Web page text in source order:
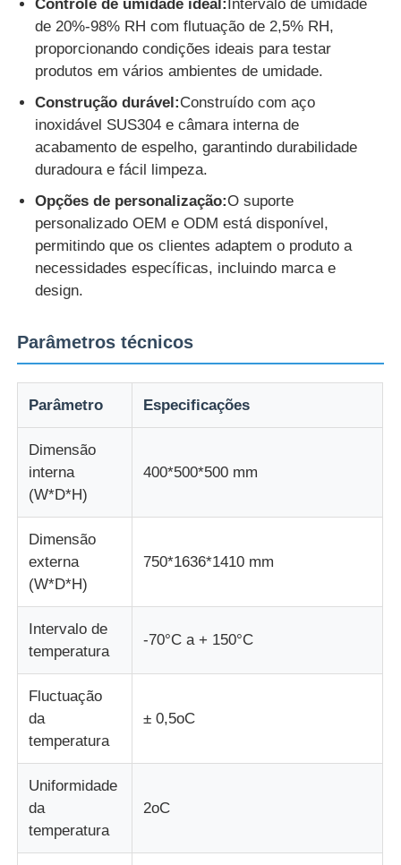
Máquina de teste de impacto
Máquina de testes da abrasão
equipamento de teste de borracha
Equipamento de teste de calçados
Equipamento de ensaio de materiais de construção
Equipamento de ensaio de embalagens
Equipamento de ensaio de adesivos
máquina de teste de tecido
Controlador da temperatura e da umidade
verificador da dureza
Controle de umidade ideal: Intervalo de umidade
de 20%-98% RH com flutuação de 2,5% RH,
proporcionando condições ideais para testar
produtos em vários ambientes de umidade.
Construção durável:Construído com aço
inoxidável SUS304 e câmara interna de
acabamento de espelho, garantindo durabilidade
duradoura e fácil limpeza.
Opções de personalização:O suporte
personalizado OEM e ODM está disponível,
permitindo que os clientes adaptem o produto a
necessidades específicas, incluindo marca e
design.
Parâmetros técnicos
Parâmetro Especificações
Dimensão
interna
(W*D*H)
400*500*500 mm
Dimensão
externa
(W*D*H)
750*1636*1410 mm
Intervalo de
temperatura
-70°C a + 150°C
Fluctuação
da
temperatura
± 0,5oC
Uniformidade
da
temperatura
2oC